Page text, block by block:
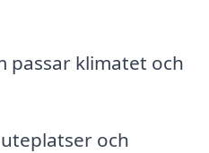
passar klimatet och
och